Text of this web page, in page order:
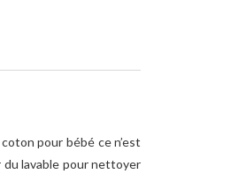
pour bébé ce n’est
du lavable pour nettoyer